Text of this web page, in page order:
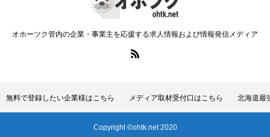
オホーツク管内の企業・事業主を応援する求人情報および情報発信メディア
無料で登録したい企業様はこちら メディア取材受付口はこちら 北海道最
Copyright ©ohtk.net 2020